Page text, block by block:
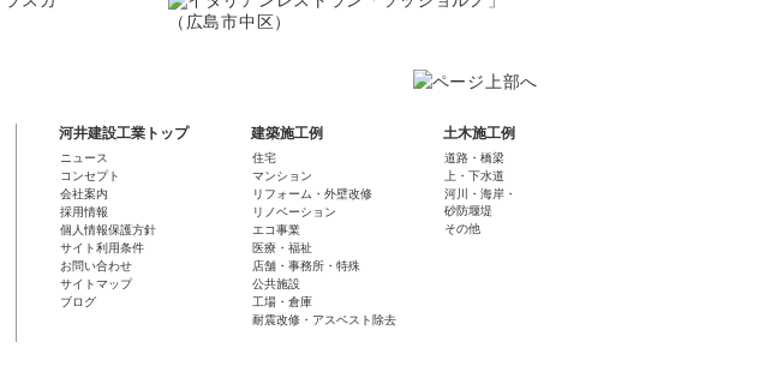
河井建設工業トップ
ニュース
コンセプト
会社案内
採用情報
個人情報保護方針
サイト利用条件
お問い合わせ
サイトマップ
ブログ
建築施工例
住宅
マンション
リフォーム・外壁改修
リノベーション
エコ事業
医療・福祉
店舗・事務所・特殊
公共施設
工場・倉庫
耐震改修・アスベスト除去
土木施工例
道路・橋梁
上・下水道
河川・海岸・
砂防堰堤
その他